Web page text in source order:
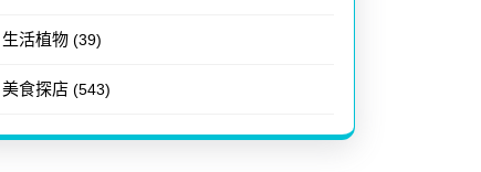
生活植物 (39)
美食探店 (543)